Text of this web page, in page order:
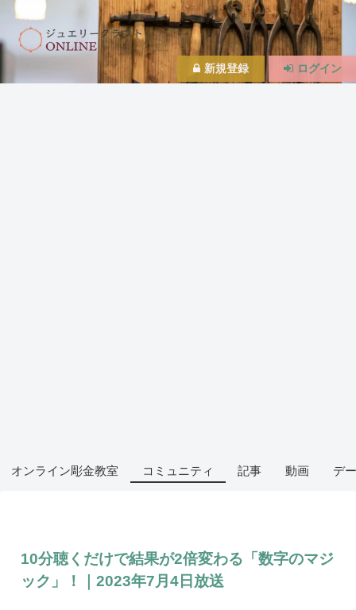
オンライン彫金教室 コミュニティ 記事 動画 デ
10分聴くだけで結果が2倍変わる「数字のマジ
ック」！｜2023年7月4日放送
新規登録 ログイン